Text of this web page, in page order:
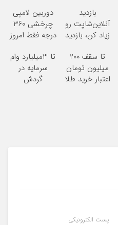
بازدید
آنلاین‌شاپت رو
زیاد کن، بازدید
بیشتر
دوربین لامپی
چرخشی 360
درجه فقط امروز
پرداخت درب
منزل
تا سقف 2۰۰
میلیون تومان
اعتبار خرید طلا
تا 3میلیارد وام
سرمایه در
گردش
پست الکترونیکی